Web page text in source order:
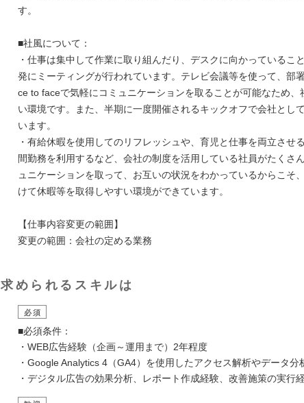
す。
■社風について：
・仕事は集中して作業に取り組んだり、デスクに向かっているこ
発にミーティングが行われています。テレビ会議等を使って、部
ce to faceで気軽にコミュニケーションを取ることが可能なため、
い環境です。また、半期に一度開催されるキックオフで会社とし
います。
・有給休暇を使用してのリフレッシュや、育児と仕事を両立させ
間勤務を利用するなど、会社の制度を活用している社員がたくさ
ュニケーションを取って、お互いの状況をわかっているからこそ
けて休暇等を取得しやすい環境ができています。
【仕事内容変更の範囲】
変更の範囲：会社の定める業務
求められるスキルは
必須
■必須条件：
・WEB広告経験（企画～運用まで）2年程度
・Google Analytics 4（GA4）を使用したアクセス解析やデータ分
・デジタル広告の効果分析、レポート作成経験、改善施策の実行